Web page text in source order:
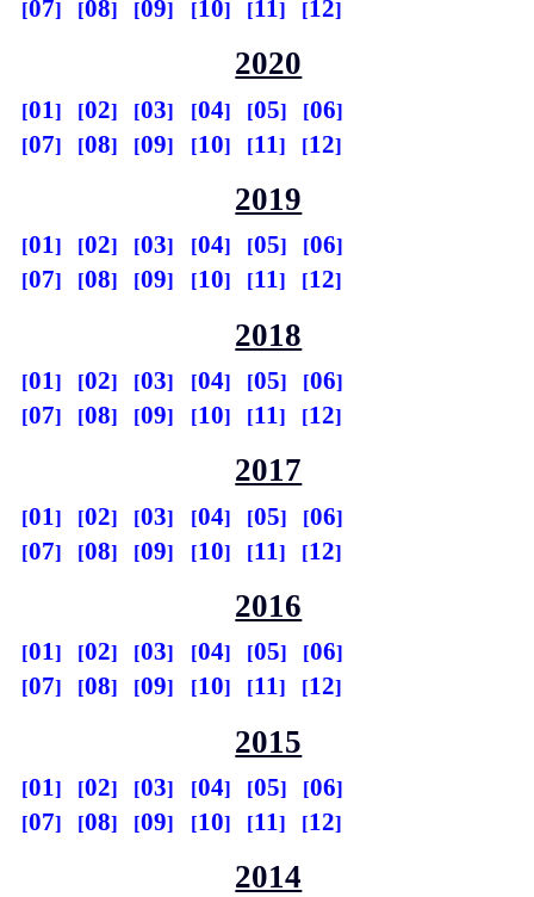
07 08 09 10 11 12
2020
01 02 03 04 05
06
07
08 09 10 11 12
2019
01 02 03 04 05
06
07
08 09 10 11 12
2018
01 02 03 04 05
06
07
08 09 10 11 12
2017
01 02 03 04 05
06
07
08 09 10 11 12
2016
01 02 03 04 05
06
07
08 09 10 11 12
2015
01 02 03 04 05
06
07
08 09 10 11 12
2014